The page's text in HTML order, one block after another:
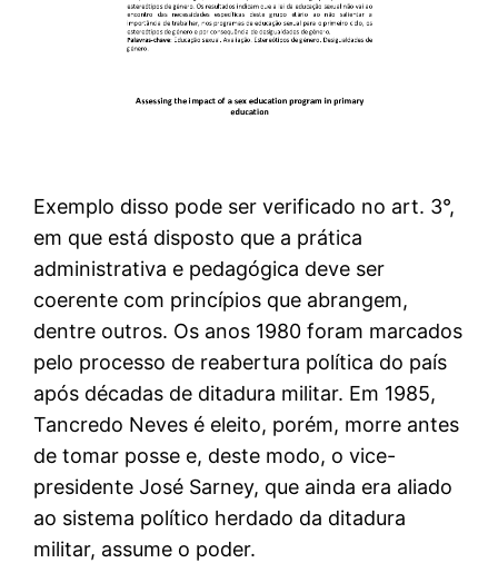
Exemplo disso pode ser verificado no art. 3°,
em que está disposto que a prática
administrativa e pedagógica deve ser
coerente com princípios que abrangem,
dentre outros. Os anos 1980 foram marcados
pelo processo de reabertura política do país
após décadas de ditadura militar. Em 1985,
Tancredo Neves é eleito, porém, morre antes
de tomar posse e, deste modo, o vice-
presidente José Sarney, que ainda era aliado
ao sistema político herdado da ditadura
militar, assume o poder.